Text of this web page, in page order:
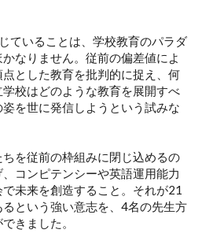
ていることは、学校教育のパラダ
なりません。従前の偏差値によ
とした教育を批判的に捉え、何
校はどのような教育を展開すべ
を世に発信しようという試みな
を従前の枠組みに閉じ込めるの
コンピテンシーや英語運用能力
未来を創造すること。それが21
という強い意志を、4名の先生方
きました。